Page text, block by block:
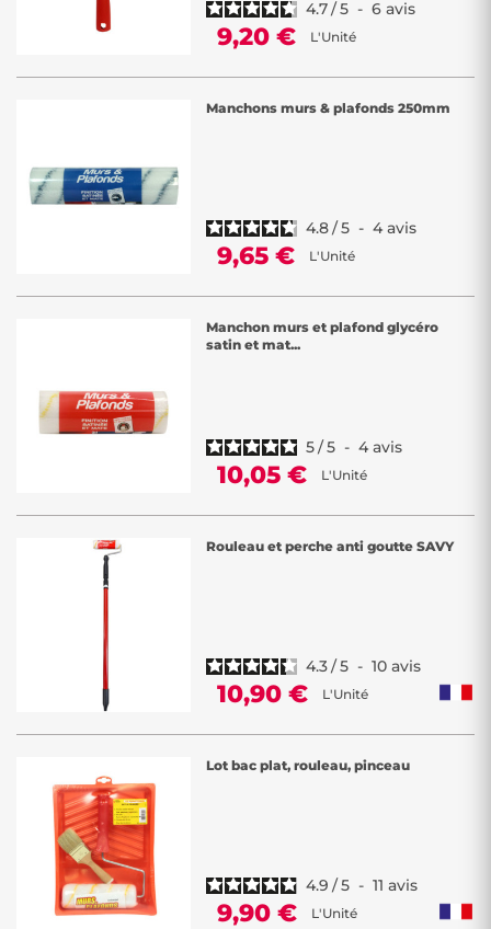
4.7/5 - 6 avis
9,20 € L'Unité
Manchons murs & plafonds 250mm
4.8/5 - 4 avis
9,65 € L'Unité
Manchon murs et plafond glycéro
satin et mat...
5/5 - 4 avis
10,05 € L'Unité
Rouleau et perche anti goutte SAVY
4.3/5 - 10 avis
10,90 € L'Unité
Lot bac plat, rouleau, pinceau
4.9 /5 - 11 avis
9,90 € L'Unité